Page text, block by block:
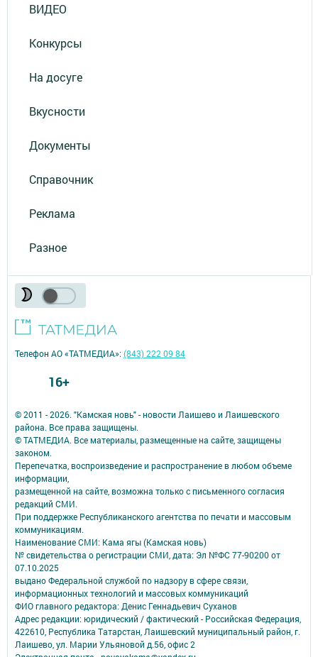
ВИДЕО
Конкурсы
На досуге
Вкусности
Документы
Справочник
Реклама
Разное
© 2011 - 2026. "Камская новь" - новости Лаишево и Лаишевского
района. Все права защищены.
© ТАТМЕДИА. Все материалы, размещенные на сайте, защищены
законом.
Перепечатка, воспроизведение и распространение в любом объеме
информации,
размещенной на сайте, возможна только с письменного согласия
редакций СМИ.
При поддержке Республиканского агентства по печати и массовым
коммуникациям.
Наименование СМИ: Кама ягы (Камская новь)
№ свидетельства о регистрации СМИ, дата: Эл №ФC 77-90200 от
07.10.2025
выдано Федеральной службой по надзору в сфере связи,
информационных технологий и массовых коммуникаций
ФИО главного редактора: Денис Геннадьевич Суханов
Адрес редакции: юридический / фактический - Российская Федерация,
422610, Республика Татарстан, Лаишевский муниципальный район, г.
Лаишево, ул. Марии Ульяновой д.56, офис 2
Телефон АО «ТАТМЕДИА»:(843) 222 09 84
16+